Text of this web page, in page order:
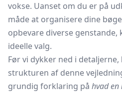
vokse. Uanset om du er på
måde at organisere dine
opbevare diverse
ideelle valg.
Før vi dykker ned i
strukturen af denne
grundig forklaring på hvad en